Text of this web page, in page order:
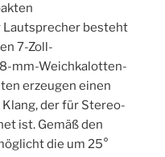
Lautsprecher besteht
7-Zoll-
mm-Weichkalotten-
erzeugen einen
der für Stereo-
ist. Gemäß den
die um 25°